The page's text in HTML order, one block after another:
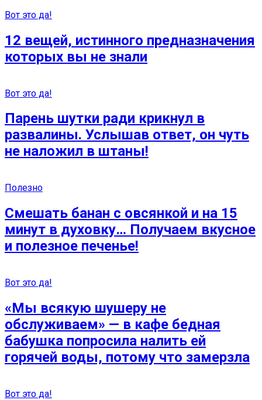
Вот это да!
12 вещей, истинного предназначения
которых вы не знали
Вот это да!
Парень шутки ради крикнул в
развалины. Услышав ответ, он чуть
не наложил в штаны!
Полезно
Смешать банан с овсянкой и на 15
минут в духовку… Получаем вкусное
и полезное печенье!
Вот это да!
«Мы всякую шушеру не
обслуживаем» — в кафе бедная
бабушка попросила налить ей
горячей воды, потому что замерзла
Вот это да!